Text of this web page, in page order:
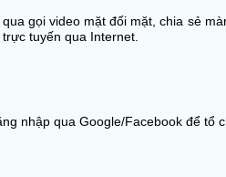
gọi video mặt đối mặt, chia sẻ
tuyến qua Internet.
nhập qua Google/Facebook để